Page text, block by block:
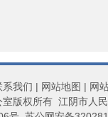
系我们 | 网站地图 | 网
室版权所有 江阴市人